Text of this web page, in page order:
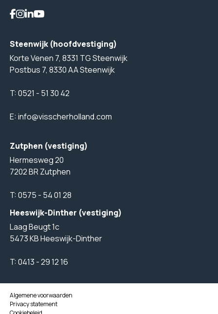
Steenwijk (hoofdvestiging)
Korte Venen 7, 8331 TG Steenwijk
Postbus 7, 8330 AA Steenwijk
T:0521 - 51 30 42
E:info@visscherholland.com
Zutphen (vestiging)
Hermesweg 20
7202 BR Zutphen
T:0575 - 54 01 28
Heeswijk-Dinther (vestiging)
Laag Beugt 1c
5473 KB Heeswijk-Dinther
T:0413 - 29 12 16
Algemene voorwaarden
Privacy statement